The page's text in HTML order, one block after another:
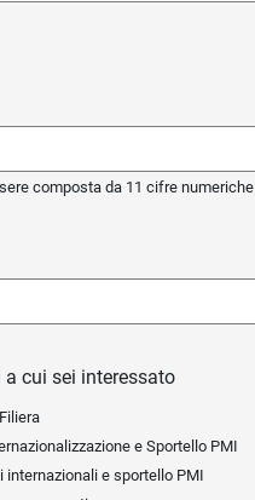
composta da 11 cifre numeriche
cui sei interessato
e Sportello PMI
internazionali e sportello PMI